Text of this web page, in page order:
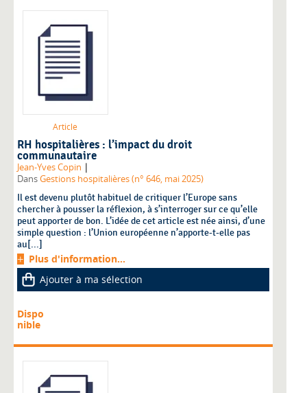
Article
RH hospitalières : l’impact du droit
communautaire
Jean-Yves Copin |
DansGestions hospitalières (n° 646, mai 2025)
Il est devenu plutôt habituel de critiquer l’Europe sans
chercher à pousser la réflexion, à s’interroger sur ce qu’elle
peut apporter de bon. L’idée de cet article est née ainsi, d’une
simple question : l’Union européenne n’apporte-t-elle pas
au[...]
Plus d'information...
Ajouter à ma sélection
Dispo
nible